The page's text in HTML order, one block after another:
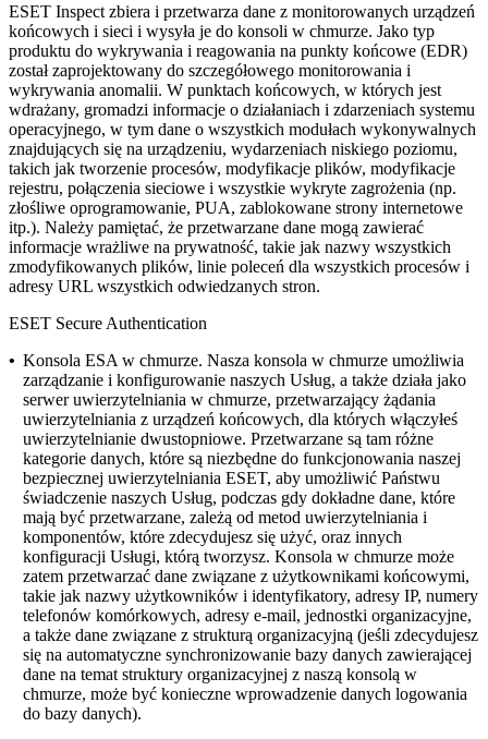
ESET Inspect zbiera i przetwarza dane z monitorowanych urządzeń
końcowych i sieci i wysyła je do konsoli w chmurze. Jako typ
produktu do wykrywania i reagowania na punkty końcowe (EDR)
został zaprojektowany do szczegółowego monitorowania i
wykrywania anomalii. W punktach końcowych, w których jest
wdrażany, gromadzi informacje o działaniach i zdarzeniach systemu
operacyjnego, w tym dane o wszystkich modułach wykonywalnych
znajdujących się na urządzeniu, wydarzeniach niskiego poziomu,
takich jak tworzenie procesów, modyfikacje plików, modyfikacje
rejestru, połączenia sieciowe i wszystkie wykryte zagrożenia (np.
złośliwe oprogramowanie, PUA, zablokowane strony internetowe
itp.). Należy pamiętać, że przetwarzane dane mogą zawierać
informacje wrażliwe na prywatność, takie jak nazwy wszystkich
zmodyfikowanych plików, linie poleceń dla wszystkich procesów i
adresy URL wszystkich odwiedzanych stron.
ESET Secure Authentication
• Konsola ESA w chmurze. Nasza konsola w chmurze umożliwia
zarządzanie i konfigurowanie naszych Usług, a także działa jako
serwer uwierzytelniania w chmurze, przetwarzający żądania
uwierzytelniania z urządzeń końcowych, dla których włączyłeś
uwierzytelnianie dwustopniowe. Przetwarzane są tam różne
kategorie danych, które są niezbędne do funkcjonowania naszej
bezpiecznej uwierzytelniania ESET, aby umożliwić Państwu
świadczenie naszych Usług, podczas gdy dokładne dane, które
mają być przetwarzane, zależą od metod uwierzytelniania i
komponentów, które zdecydujesz się użyć, oraz innych
konfiguracji Usługi, którą tworzysz. Konsola w chmurze może
zatem przetwarzać dane związane z użytkownikami końcowymi,
takie jak nazwy użytkowników i identyfikatory, adresy IP, numery
telefonów komórkowych, adresy e-mail, jednostki organizacyjne,
a także dane związane z strukturą organizacyjną (jeśli zdecydujesz
się na automatyczne synchronizowanie bazy danych zawierającej
dane na temat struktury organizacyjnej z naszą konsolą w
chmurze, może być konieczne wprowadzenie danych logowania
do bazy danych).